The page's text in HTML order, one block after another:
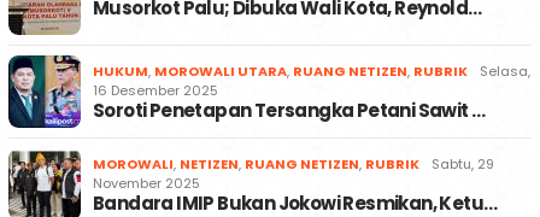
Musorkot Palu; Dibuka Wali Kota, Reynold…
HUKUM, MOROWALI UTARA, RUANG NETIZEN, RUBRIK
Selasa,
16 Desember 2025
Soroti Penetapan Tersangka Petani Sawit …
MOROWALI, NETIZEN, RUANG NETIZEN, RUBRIK
Sabtu, 29
November 2025
Bandara IMIP Bukan Jokowi Resmikan, Ketu…